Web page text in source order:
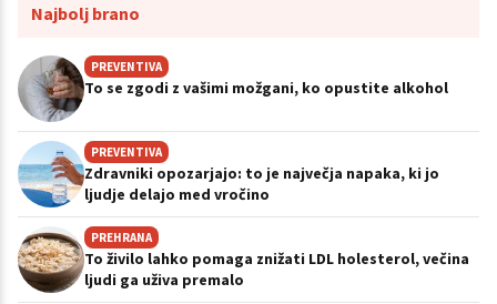
Najbolj brano
PREVENTIVA
To se zgodi z vašimi možgani, ko opustite alkohol
PREVENTIVA
Zdravniki opozarjajo: to je največja napaka, ki jo
ljudje delajo med vročino
PREHRANA
To živilo lahko pomaga znižati LDL holesterol, večina
ljudi ga uživa premalo